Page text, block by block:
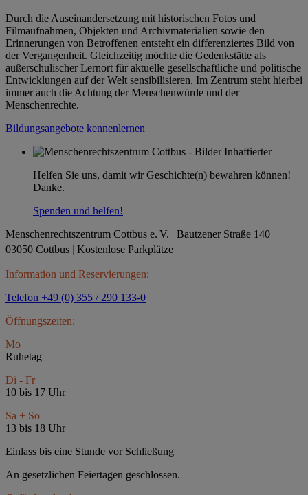
Durch die Auseinandersetzung mit historischen Fotos und
Filmaufnahmen, Objekten und Archivmaterialien sowie den
Erinnerungen von Betroffenen entsteht ein differenziertes Bild von
der Vergangenheit. Gleichzeitig möchte die Gedenkstätte als
außerschulischer Lernort für aktuelle gesellschaftliche und politische
Entwicklungen auf der Welt sensibilisieren. Im Zentrum steht hierbei
immer auch die Achtung der Menschenwürde und der
Menschenrechte.
Bildungsangebote kennenlernen
Helfen Sie uns, damit wir Geschichte(n) bewahren können!
Danke.
Spenden und helfen!
Menschenrechtszentrum Cottbus e. V. | Bautzener Straße 140 |
03050 Cottbus | Kostenlose Parkplätze
Information und Reservierungen:
Telefon +49 (0) 355 / 290 133-0
Öffnungszeiten:
Mo
Ruhetag
Di - Fr
10 bis 17 Uhr
Sa + So
13 bis 18 Uhr
Einlass bis eine Stunde vor Schließung
An gesetzlichen Feiertagen geschlossen.